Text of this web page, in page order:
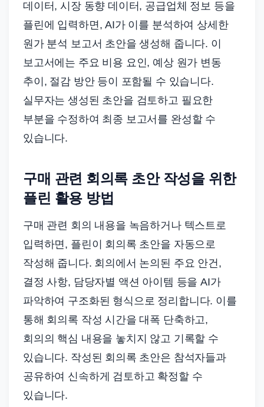
데이터, 시장 동향 데이터, 공급업체 정보 등을
플린에 입력하면, AI가 이를 분석하여 상세한
원가 분석 보고서 초안을 생성해 줍니다. 이
보고서에는 주요 비용 요인, 예상 원가 변동
추이, 절감 방안 등이 포함될 수 있습니다.
실무자는 생성된 초안을 검토하고 필요한
부분을 수정하여 최종 보고서를 완성할 수
있습니다.
구매 관련 회의록 초안 작성을 위한
플린 활용 방법
구매 관련 회의 내용을 녹음하거나 텍스트로
입력하면, 플린이 회의록 초안을 자동으로
작성해 줍니다. 회의에서 논의된 주요 안건,
결정 사항, 담당자별 액션 아이템 등을 AI가
파악하여 구조화된 형식으로 정리합니다. 이를
통해 회의록 작성 시간을 대폭 단축하고,
회의의 핵심 내용을 놓치지 않고 기록할 수
있습니다. 작성된 회의록 초안은 참석자들과
공유하여 신속하게 검토하고 확정할 수
있습니다.